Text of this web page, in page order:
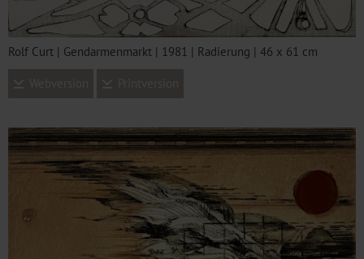
Rolf Curt | Gendarmenmarkt | 1981 | Radierung | 46 x 61 cm